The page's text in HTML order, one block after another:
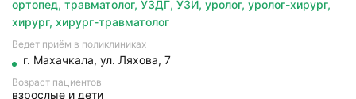
ортопед, травматолог, УЗДГ, УЗИ, уролог, уролог-хирург,
хирург, хирург-травматолог
Ведет приём в поликлиниках
г. Махачкала, ул. Ляхова, 7
Возраст пациентов
взрослые и дети